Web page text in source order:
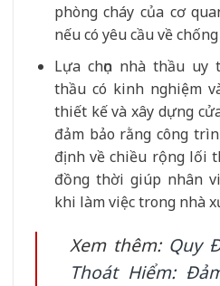
phòng cháy của cơ
nếu có yêu cầu về chống
Lựa chọn nhà thầu uy
thầu có kinh nghiệm
thiết kế và xây dựng
đảm bảo rằng công
định về chiều rộng lối
đồng thời giúp nhân
khi làm việc trong nhà
Xem thêm:Quy
Thoát Hiểm: